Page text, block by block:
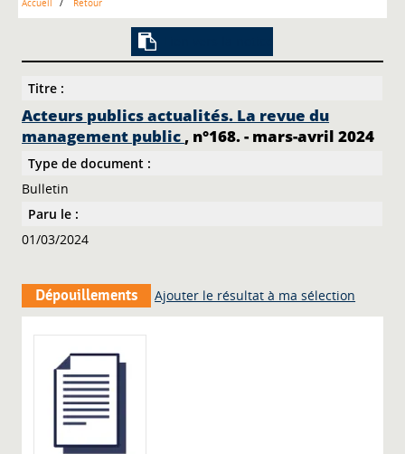
Accueil Retour
Titre :
Acteurs publics actualités. La revue du
management public
, n°168. - mars-avril 2024
Type de document :
Bulletin
Paru le :
01/03/2024
Dépouillements Ajouter le résultat à ma sélection